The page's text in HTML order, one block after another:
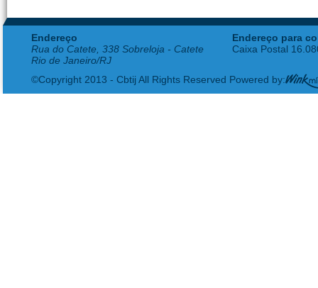
Endereço
Rua do Catete, 338 Sobreloja - Catete
Rio de Janeiro/RJ
Endereço para
Caixa Postal
©Copyright 2013 - Cbtij All Rights Reserved Powered by: